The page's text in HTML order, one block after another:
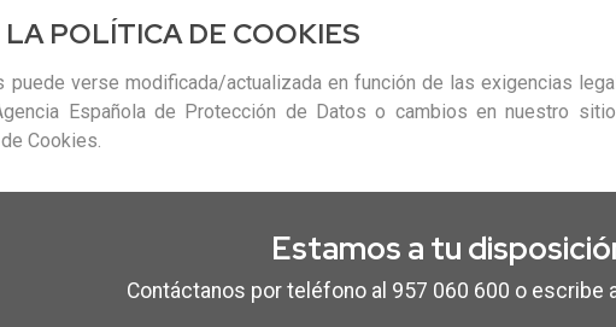
POLÍTICA DE COOKIES
verse modificada/actualizada en función de las exigencias
Española de Protección de Datos o cambios en nuestro
Cookies.
Estamos a tu
Contáctanos por teléfono al 957 060 600 o escribe